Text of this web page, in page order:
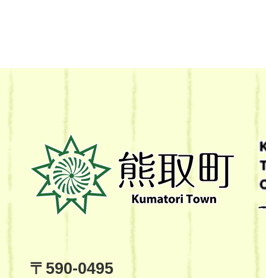
熊
取
町
Kumatori
Site
〒590-0495